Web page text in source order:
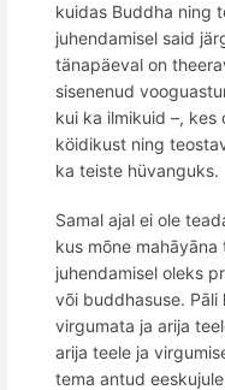
kuidas Buddha ning
juhendamisel said
tänapäeval on
sisenenud
kui ka ilmikuid –, kes
köidikust ning
ka teiste hüvanguks.
Samal ajal ei ole
kus mõne
juhendamisel oleks
või buddhasuse.
virgumata ja arija
arija teele ja
tema antud